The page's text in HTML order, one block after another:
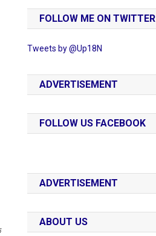
FOLLOW ME ON TWITTER
Tweets by @Up18N
ADVERTISEMENT
FOLLOW US FACEBOOK
ADVERTISEMENT
ABOUT US